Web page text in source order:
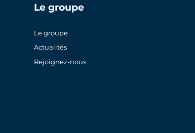
Le groupe
Le groupe
Actualités
Rejoignez-nous